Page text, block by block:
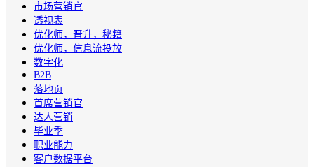
市场营销官
透视表
优化师，晋升，秘籍
优化师，信息流投放
数字化
B2B
落地页
首席营销官
达人营销
毕业季
职业能力
客户数据平台